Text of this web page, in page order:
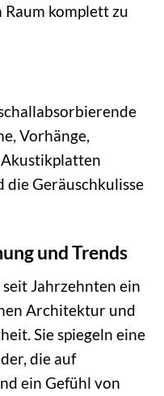
komplett zu
Vorhänge,
Geräuschkulisse
und Trends
Jahrzehnten ein
Architektur und
Sie spiegeln eine
die auf
ein Gefühl von